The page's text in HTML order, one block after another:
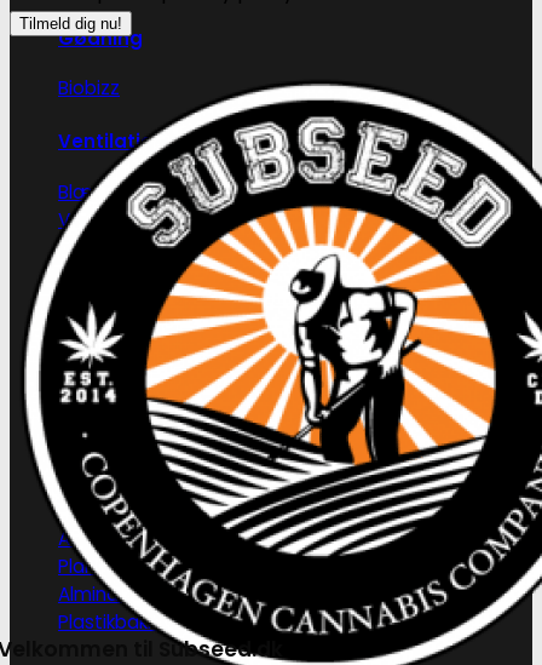
Gødning
Biobizz
Ventilation
Blæsere
Ventilationsrør -og slanger
Blæseregulator
Automatisering
Tidskontrol
Klimakontrol
Lys skinner
Vandkølere
Plantepotter og bakker
Air-Pot®
Plantepotter i stof
Almindelige plantepotter
Plastikbakker
til Subseed.dk